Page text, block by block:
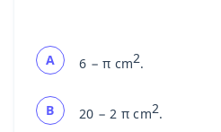
A 6 − π cm2.
B 20 − 2 π cm2.